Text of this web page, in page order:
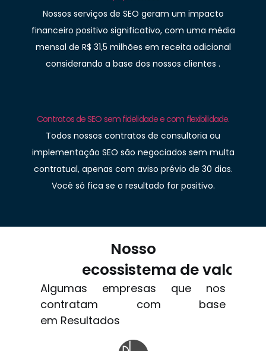
Nossos serviços de SEO geram um impacto
financeiro positivo significativo, com uma média
mensal de R$ 31,5 milhões em receita adicional
considerando a base dos nossos clientes .
Contratos de SEO sem fidelidade e com flexibilidade.
Todos nossos contratos de consultoria ou
implementação SEO são negociados sem multa
contratual, apenas com aviso prévio de 30 dias.
Você só fica se o resultado for positivo.
Nosso
ecossistema de valor
Algumas empresas que nos
contratam com base
em Resultados